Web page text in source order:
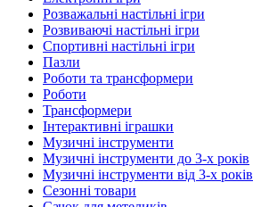
Розважальні настільні ігри
Розвиваючі настільні ігри
Спортивні настільні ігри
Пазли
Роботи та трансформери
Роботи
Трансформери
Інтерактивні іграшки
Музичні інструменти
Музичні інструменти до 3-х років
Музичні інструменти від 3-х років
Сезонні товари